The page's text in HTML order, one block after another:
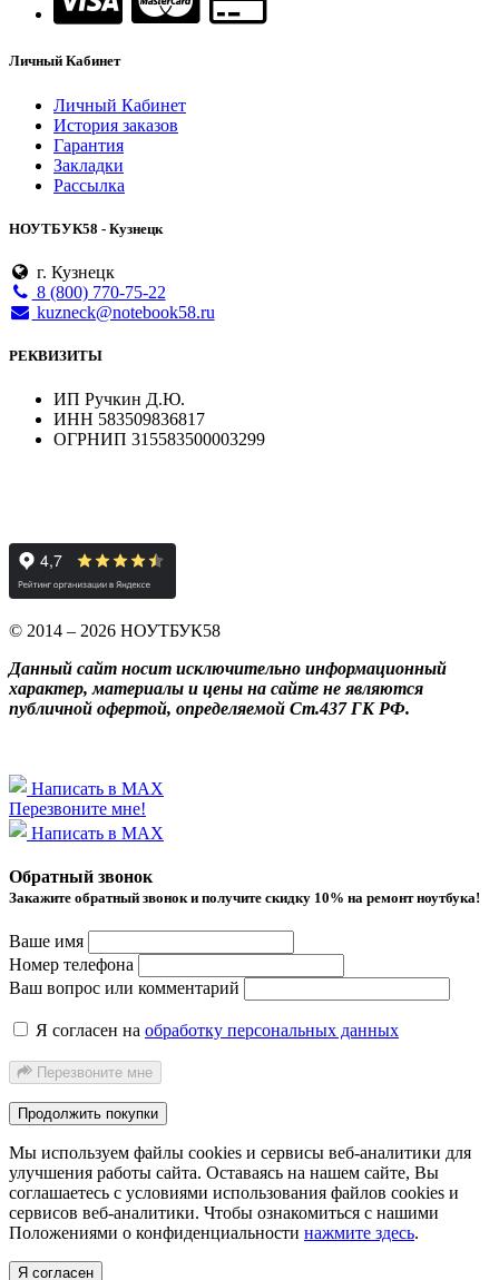
Личный Кабинет
Личный Кабинет
История заказов
Гарантия
Закладки
Рассылка
НОУТБУК58 - Кузнецк
г. Кузнецк
8 (800) 770-75-22
kuzneck@notebook58.ru
РЕКВИЗИТЫ
ИП Ручкин Д.Ю.
ИНН 583509836817
ОГРНИП 315583500003299
© 2014 – 2026 НОУТБУК58
Данный сайт носит исключительно информационный
характер, материалы и цены на сайте не являются
публичной офертой, определяемой Ст.437 ГК РФ.
Написать в MAX
Перезвоните мне!
Написать в MAX
Обратный звонок
Закажите обратный звонок и получитe скидку 10% на ремонт ноутбука!
Ваше имя
Номер телефона
Ваш вопрос или комментарий
Я согласен на обработку персональных данных
Перезвоните мне
Продолжить покупки
Мы используем файлы cookies и сервисы веб-аналитики для
улучшения работы сайта. Оставаясь на нашем сайте, Вы
соглашаетесь с условиями использования файлов cookies и
сервисов веб-аналитики. Чтобы ознакомиться с нашими
Положениями о конфиденциальности нажмите здесь.
Я согласен